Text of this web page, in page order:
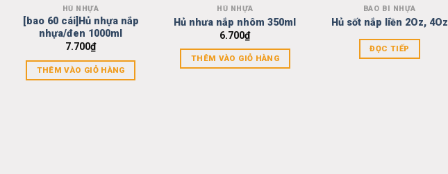
Add to
wishlist
HỦ NHỰA
[bao 60 cái]Hủ nhựa nắp
nhựa/đen 1000ml
7.700₫
THÊM VÀO GIỎ HÀNG
Add to
wishlist
HỦ NHỰA
Hủ nhưa nắp nhôm 350ml
6.700₫
THÊM VÀO GIỎ HÀNG
Add to
wishlist
BAO BÌ NHỰA
Hủ sốt nắp liền 2Oz, 4Oz
ĐỌC TIẾP